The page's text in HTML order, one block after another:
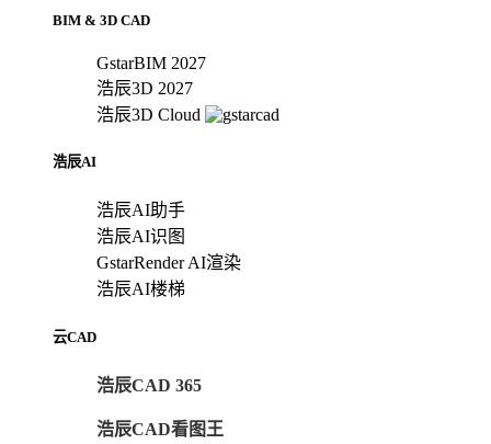
BIM & 3D CAD
GstarBIM 2027
浩辰3D 2027
浩辰3D Cloud
浩辰AI
浩辰AI助手
浩辰AI识图
GstarRender AI渲染
浩辰AI楼梯
云CAD
浩辰CAD 365
浩辰CAD看图王